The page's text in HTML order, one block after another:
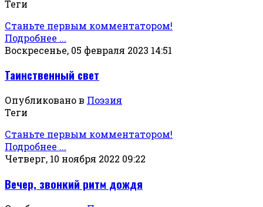
Теги
Станьте первым комментатором!
Подробнее ...
Воскресенье, 05 февраля 2023 14:51
Таинственный свет
Опубликовано в Поэзия
Теги
Станьте первым комментатором!
Подробнее ...
Четверг, 10 ноября 2022 09:22
Вечер, звонкий ритм дождя